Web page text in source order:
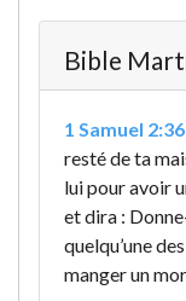
Bible
1 Samuel 2:36
resté de ta
lui pour avoir
et dira :
quelqu’une
manger un